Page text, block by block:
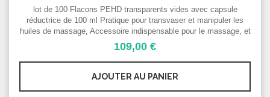
lot de 100 Flacons PEHD transparents vides avec capsule
réductrice de 100 ml Pratique pour transvaser et manipuler les
huiles de massage, Accessoire indispensable pour le massage, et
les soins du corps et du visage Pot vide cosmétique/ gel
hydroalcoolique
109,00 €
AJOUTER AU PANIER